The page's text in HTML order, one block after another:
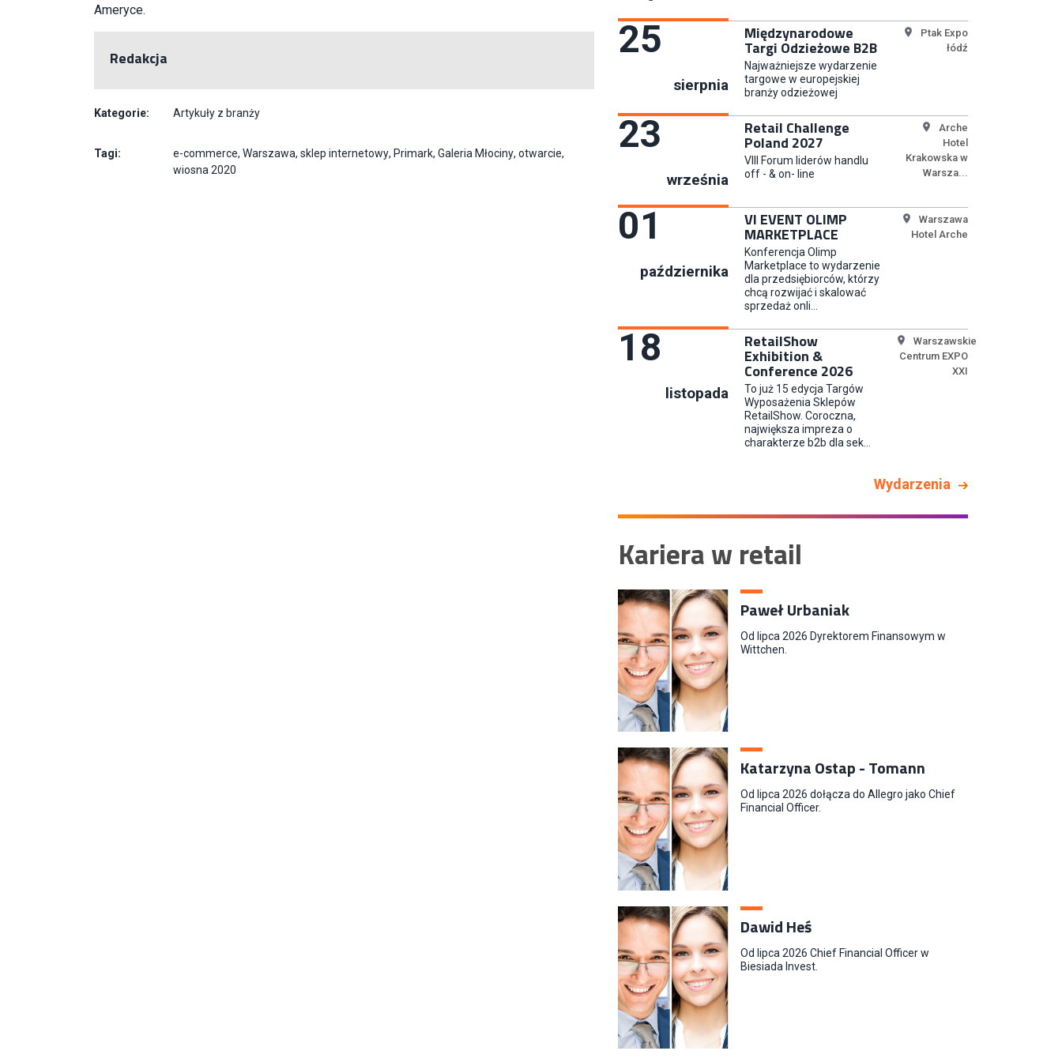
Ameryce.
Redakcja
Kategorie: Artykuły z branży
Tagi: e-commerce, Warszawa, sklep internetowy, Primark, Galeria Młociny, otwarcie,
wiosna 2020
Ruchu
W.Kruk
Key Account Manager Meble
Empik
Sprzedaży B2B (K/M/N)
Euro-net Sp. z o.o.
Key Account Manager
Puccini
Content Creator (m/k)
Medicine
Kupiec / Kupczyni Fashion
25
sierpnia
Międzynarodowe
Targi Odzieżowe B2B
Najważniejsze wydarzenie
targowe w europejskiej
branży odzieżowej
Ptak Expo
łódź
23
września
Retail Challenge
Poland 2027
VIII Forum liderów handlu
off - & on- line
Arche
Hotel
Krakowska w
Warsza...
01
października
VI EVENT OLIMP
MARKETPLACE
Konferencja Olimp
Marketplace to wydarzenie
dla przedsiębiorców, którzy
chcą rozwijać i skalować
sprzedaż onli...
Warszawa
Hotel Arche
18
listopada
RetailShow
Exhibition &
Conference 2026
To już 15 edycja Targów
Wyposażenia Sklepów
RetailShow. Coroczna,
największa impreza o
charakterze b2b dla sek...
Warszawskie
Centrum EXPO
XXI
Wydarzenia
Kariera w retail
Paweł Urbaniak
Od lipca 2026 Dyrektorem Finansowym w
Wittchen.
Katarzyna Ostap - Tomann
Od lipca 2026 dołącza do Allegro jako Chief
Financial Officer.
Dawid Heś
Od lipca 2026 Chief Financial Officer w
Biesiada Invest.